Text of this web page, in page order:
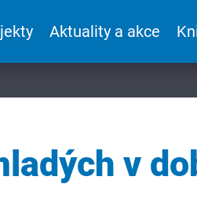
Aktuality a akce
v